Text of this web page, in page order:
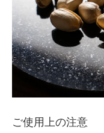
ご使用上の注意